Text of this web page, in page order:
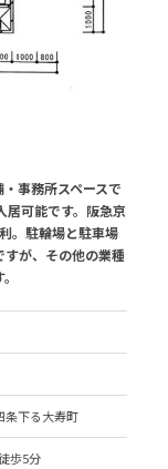
事務所スペースで
可能です。阪急京
。駐輪場と駐車場
が、その他の業種
条下る大寿町
歩5分